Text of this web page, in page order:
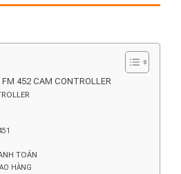
452 CAM CONTROLLER
TOÁN
HÀNG